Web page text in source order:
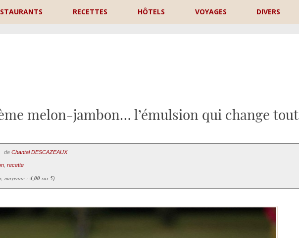
RECETTES HÔTELS VOYAGES DIVERS
melon-jambon… l’émulsion qui change tout
de Chantal DESCAZEAUX
, recette
moyenne : 4,00sur 5)